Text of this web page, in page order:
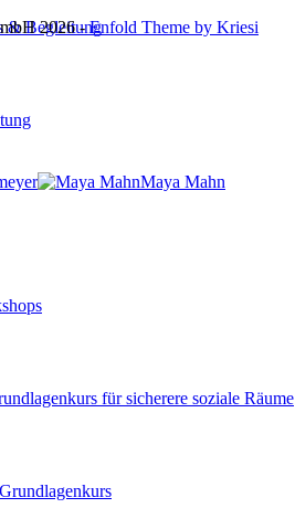
& Begleitung
für sicherere soziale Räume
2026 -Enfold Theme by Kriesi
Maya Mahn